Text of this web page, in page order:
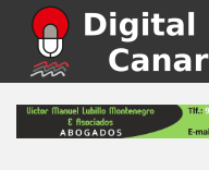
p